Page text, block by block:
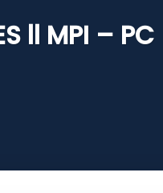
ll MPI – PC